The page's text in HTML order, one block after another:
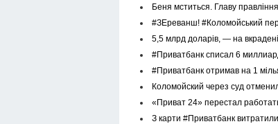
Беня мститься. Главу
#ЗЕреванш! #Коломойський
5,5 млрд доларів, — на
#Приватбанк списал 6
#Приватбанк отримав на 1
Коломойский через суд
«Приват 24» перестал
З карти #Приватбанк